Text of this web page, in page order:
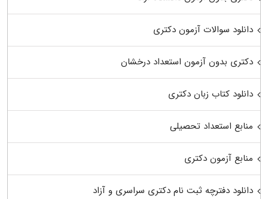
دانلود سوالات آزمون دکتری
دکتری بدون آزمون استعداد درخشان
دانلود کتاب زبان دکتری
منابع استعداد تحصیلی
منابع آزمون دکتری
دانلود دفترچه ثبت نام دکتری سراسری و آزاد